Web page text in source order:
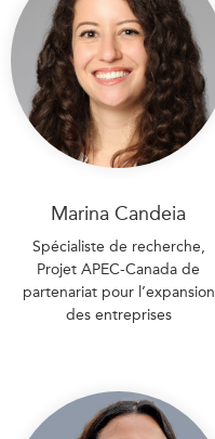
Marina Candeia
Spécialiste de recherche,
Projet APEC-Canada de
partenariat pour l’expansion
des entreprises